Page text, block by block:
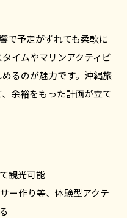
で予定がずれても柔軟に
イムやマリンアクティビ
るのが魅力です。沖縄旅
余裕をもった計画が立て
観光可能
ー作り等、体験型アクテ